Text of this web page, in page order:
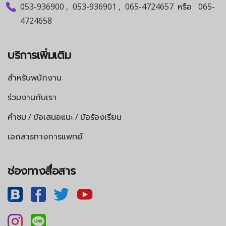
053-936900 , 053-936901 , 065-4724657 หรือ
065-
4724658
บริการเพิ่มเติม
สำหรับพนักงาน
ร่วมงานกับเรา
คำชม / ข้อเสนอแนะ / ข้อร้องเรียน
เอกสารทางการแพทย์
ช่องทางสื่อสาร